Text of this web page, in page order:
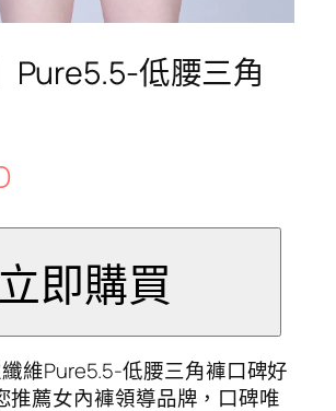
Pure5.5-低腰三角
維Pure5.5-低腰三角褲口碑好
推薦女內褲領導品牌，口碑唯